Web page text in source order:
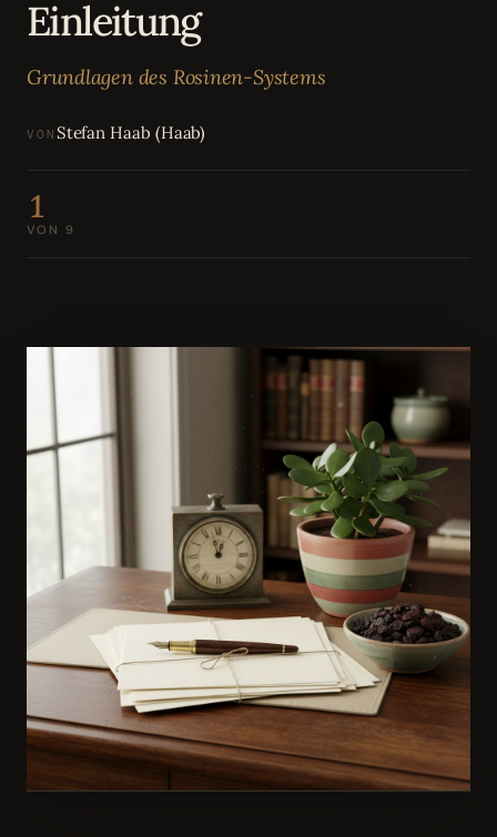
04 Bewertungen
05 Karriere
Einleitung
Grundlagen des Rosinen-Systems
VON Stefan Haab (Haab)
1
VON 9